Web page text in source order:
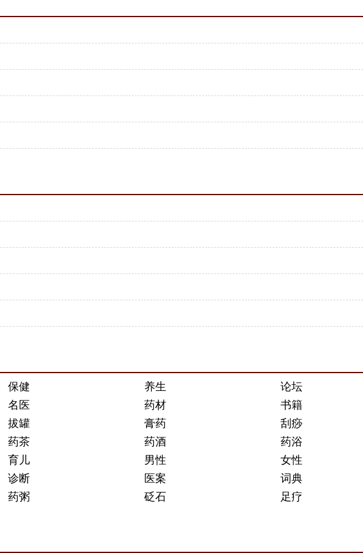
保健 养生
论坛
名医 药材
书籍
拔罐 膏药
刮痧
药茶 药酒
药浴
育儿 男性
女性
诊断 医案
词典
药粥 砭石 足疗